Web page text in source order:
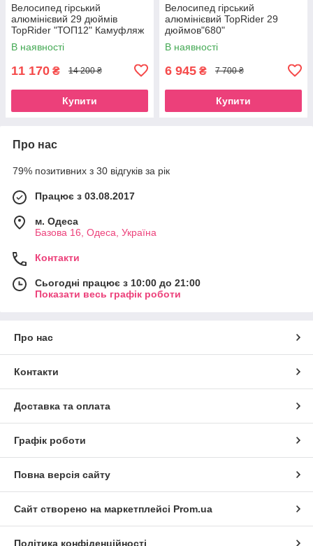
Велосипед гірський
алюмінієвий 29 дюймів
TopRider "ТОП12" Камуфляж
В наявності
11 170 ₴ 14 200 ₴
Купити
Велосипед гірський
алюмінієвий TopRider 29
дюймов"680"
Рожевий\мідний
В наявності
6 945 ₴ 7 700 ₴
Купити
Про нас
79% позитивних з 30 відгуків за рік
Працює з 03.08.2017
м. Одеса
Базова 16, Одеса, Україна
Контакти
Сьогодні працює з 10:00 до 21:00
Показати весь графік роботи
Про нас
Контакти
Доставка та оплата
Графік роботи
Повна версія сайту
Сайт створено на маркетплейсі Prom.ua
Політика конфіденційності